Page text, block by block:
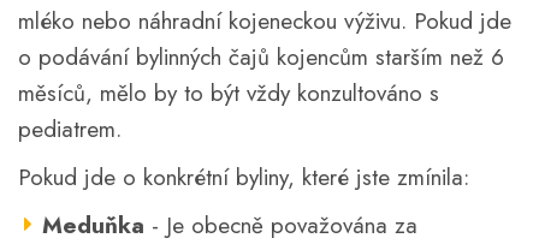
mléko nebo náhradní kojeneckou výživu. Pokud jde
o podávání bylinných čajů kojencům starším než 6
měsíců, mělo by to být vždy konzultováno s
pediatrem.
Pokud jde o konkrétní byliny, které jste zmínila:
Meduňka - Je obecně považována za